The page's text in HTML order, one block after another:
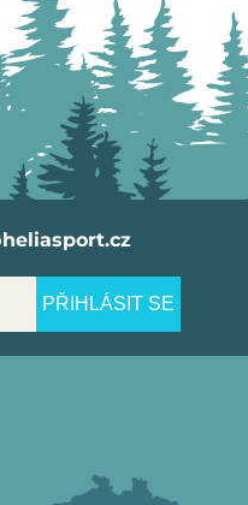
PŘIHLÁSIT SE